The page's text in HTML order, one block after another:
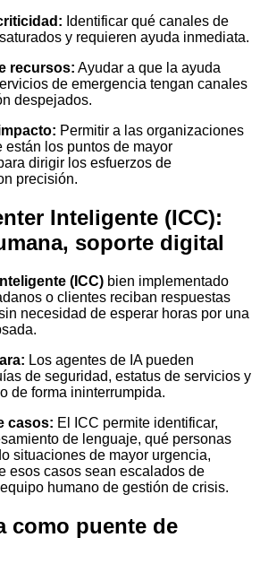
Identificar qué canales de
y requieren ayuda inmediata.
recursos: Ayudar a que la ayuda
de emergencia tengan canales
despejados.
Permitir a las organizaciones
están los puntos de mayor
dirigir los esfuerzos de
precisión.
Inteligente (ICC):
soporte digital
(ICC) bien implementado
o clientes reciban respuestas
necesidad de esperar horas por una
Los agentes de IA pueden
de seguridad, estatus de servicios y
de forma ininterrumpida.
casos: El ICC permite identificar,
de lenguaje, qué personas
situaciones de mayor urgencia,
esos casos sean escalados de
humano de gestión de crisis.
como puente de